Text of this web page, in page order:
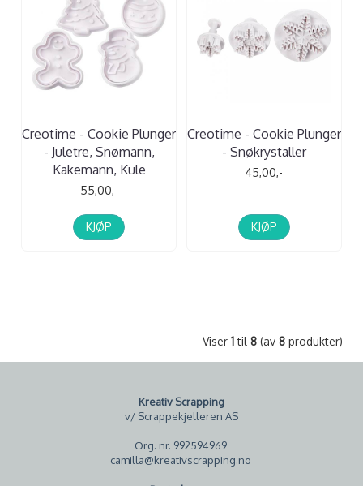
Creotime - Cookie Plunger
- Juletre, Snømann,
Kakemann, Kule
55,00,-
KJØP
Creotime - Cookie Plunger
- Snøkrystaller
45,00,-
KJØP
Viser 1til 8 (av 8 produkter)
Kreativ Scrapping
v/ Scrappekjelleren AS
Org. nr. 992594969
camilla@kreativscrapping.no